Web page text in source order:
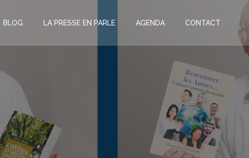
BLOG LA PRESSE EN PARLE AGENDA CONTACT